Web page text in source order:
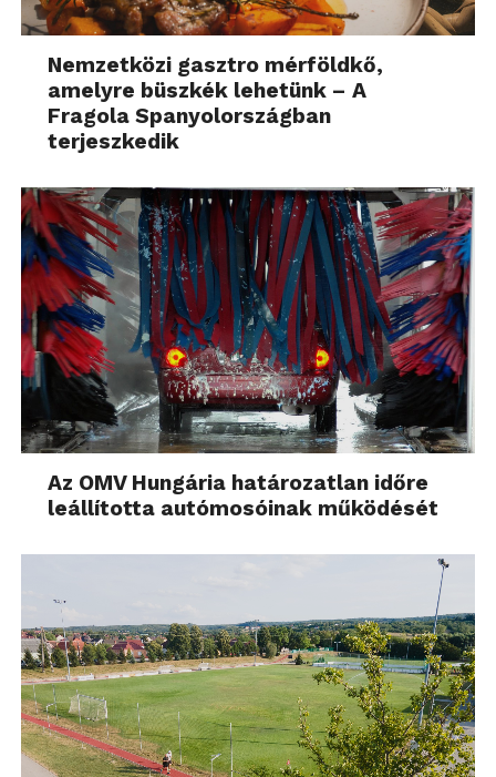
Nemzetközi gasztro mérföldkő,
amelyre büszkék lehetünk – A
Fragola Spanyolországban
terjeszkedik
Az OMV Hungária határozatlan időre
leállította autómosóinak működését